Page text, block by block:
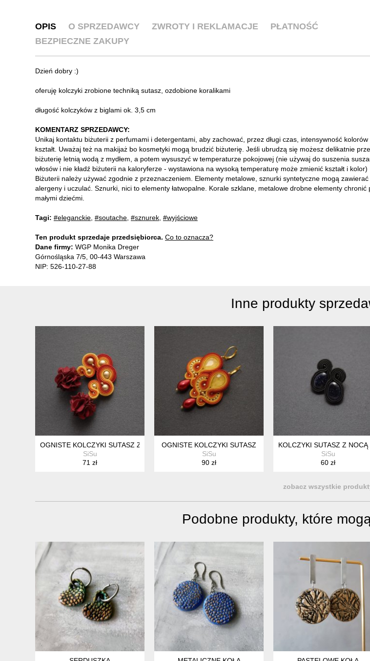
OPIS O SPRZEDAWCY ZWROTY I REKLAMACJE
PŁATNOŚĆ
BEZPIECZNE ZAKUPY
Dzień dobry :)
oferuję kolczyki zrobione techniką sutasz, ozdobione koralikami
długość kolczyków z biglami ok. 3,5 cm
KOMENTARZ SPRZEDAWCY:
Unikaj kontaktu biżuterii z perfumami i detergentami, aby zachować, przez długi czas, intensywność kolorów
kształt. Uważaj też na makijaż bo kosmetyki mogą brudzić biżuterię. Jeśli ubrudzą się możesz delikatnie
biżuterię letnią wodą z mydłem, a potem wysuszyć w temperaturze pokojowej (nie używaj do suszenia
włosów i nie kładź biżuterii na kaloryferze - wystawiona na wysoką temperaturę może zmienić kształt i kolor)
Biżuterii należy używać zgodnie z przeznaczeniem. Elementy metalowe, sznurki syntetyczne mogą zawierać
alergeny i uczulać. Sznurki, nici to elementy łatwopalne. Korale szklane, metalowe drobne elementy chronić
małymi dziećmi.
Tagi: #eleganckie #soutache #sznurek #wyjściowe
Ten produkt sprzedaje przedsiębiorca. Co to oznacza?
Dane firmy: WGP Monika Dreger
Górnośląska 7/5, 00-443 Warszawa
NIP: 526-110-27-88
Inne produkty
OGNISTE KOLCZYKI SUTASZ Z KWIATKIEM
SiSu
71 zł
OGNISTE KOLCZYKI SUTASZ
SiSu
90 zł
KOLCZYKI SUTASZ Z NOCĄ
SiSu
60 zł
zobacz wszystkie
Podobne produkty, które